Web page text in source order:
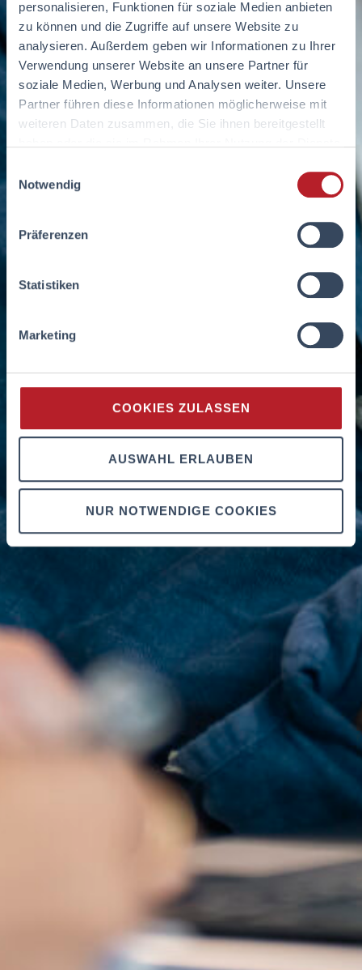
personalisieren, Funktionen für soziale Medien anbieten
zu können und die Zugriffe auf unsere Website zu
analysieren. Außerdem geben wir Informationen zu Ihrer
Verwendung unserer Website an unsere Partner für
soziale Medien, Werbung und Analysen weiter. Unsere
Partner führen diese Informationen möglicherweise mit
weiteren Daten zusammen, die Sie ihnen bereitgestellt
Notwendig
Präferenzen
Statistiken
Marketing
COOKIES ZULASSEN
AUSWAHL ERLAUBEN
NUR NOTWENDIGE COOKIES